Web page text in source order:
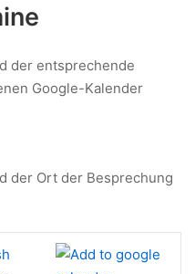
der entsprechende
Google-Kalender
der Ort der Besprechung